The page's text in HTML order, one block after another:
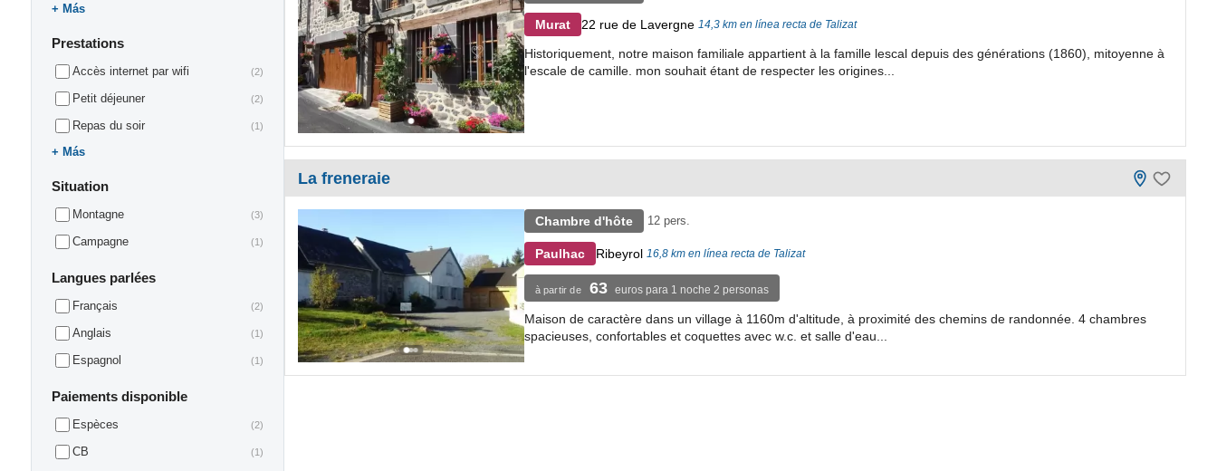
Más
Prestations
Accès internet par wifi (2)
Petit déjeuner (2)
Repas du soir (1)
Más
Situation
Montagne (3)
Campagne (1)
Langues parlées
Français (2)
Anglais (1)
Espagnol (1)
Paiements disponible
Espèces (2)
CB (1)
Murat 22 rue de Lavergne 14,3 km en línea recta de Talizat
Historiquement, notre maison familiale appartient à la famille lescal depuis des générations (1860), mitoyenne à
l'escale de camille. mon souhait étant de respecter les origines...
La freneraie
Chambre d'hôte 12 pers.
Paulhac Ribeyrol 16,8 km en línea recta de Talizat
à partir de 63 euros para 1 noche 2 personas
Maison de caractère dans un village à 1160m d'altitude, à proximité des chemins de randonnée. 4 chambres
spacieuses, confortables et coquettes avec w.c. et salle d'eau...